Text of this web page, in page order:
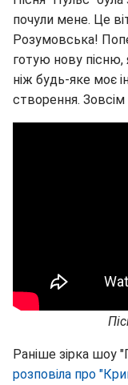
почули мене. Це
Розумовська!
готую нову пісню,
ніж будь-яке моє
створення. Зовсім
Раніше зірка шоу
розповіла про